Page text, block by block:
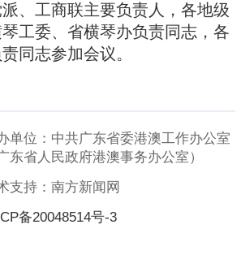
、工商联主要负责人，各地级
工委、省横琴办负责同志，各
同志参加会议。
单位：中共广东省委港澳工作办公室
东省人民政府港澳事务办公室）
支持：南方新闻网
备20048514号-3